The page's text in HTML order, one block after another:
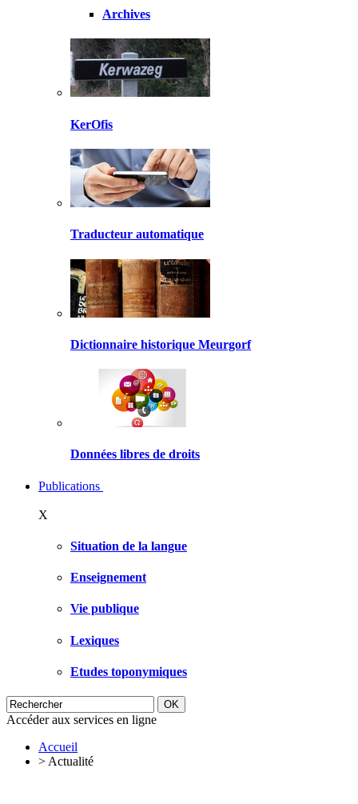
Archives
KerOfis
Traducteur automatique
Dictionnaire historique Meurgorf
Données libres de droits
Publications
X
Situation de la langue
Enseignement
Vie publique
Lexiques
Etudes toponymiques
Accéder aux services en ligne
Accueil
> Actualité